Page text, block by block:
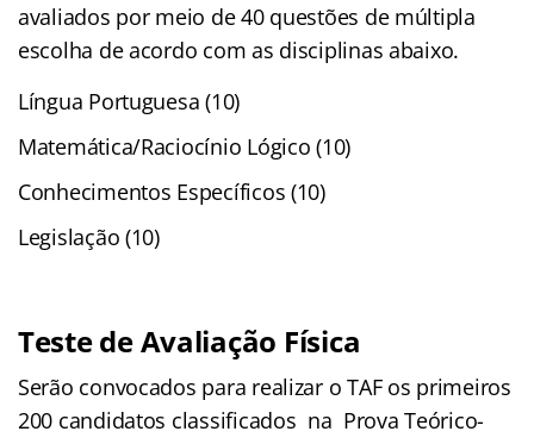
avaliados por meio de 40 questões de múltipla
escolha de acordo com as disciplinas abaixo.
Língua Portuguesa (10)
Matemática/Raciocínio Lógico (10)
Conhecimentos Específicos (10)
Legislação (10)
Teste de Avaliação Física
Serão convocados para realizar o TAF os primeiros
200 candidatos classificados na Prova Teórico-